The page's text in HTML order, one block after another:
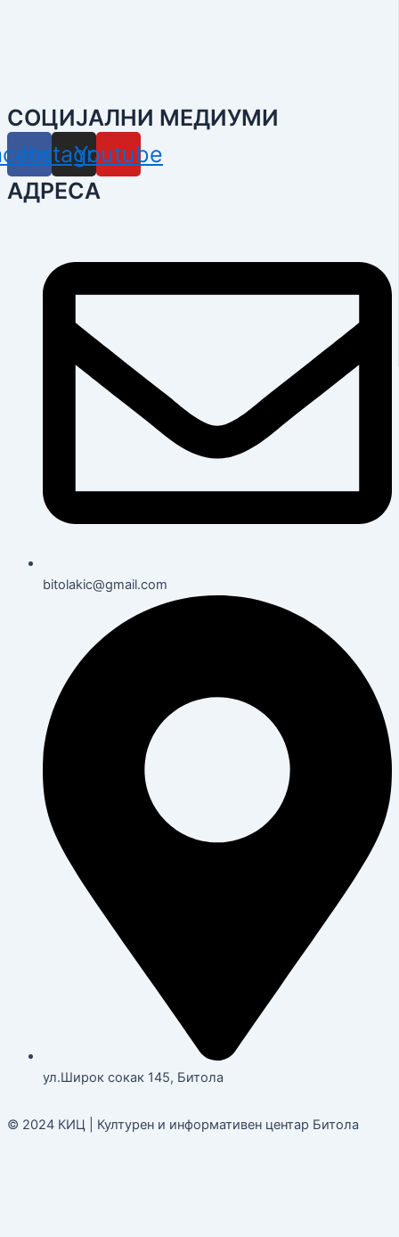
СОЦИЈАЛНИ МЕДИУМИ
Instagram
Youtube
АДРЕСА
bitolakic@gmail.com
ул.Широк сокак 145, Битола
© 2024 КИЦ | Културен и информативен центар Битола